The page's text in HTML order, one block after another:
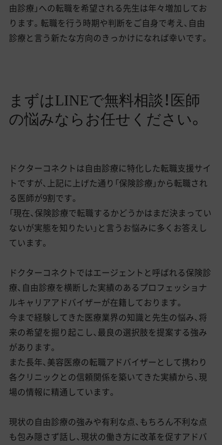
由診療」への転職を希望される先生は年々増加してお
ります。転職を行う時期や判断をご自身で考え、自由
診療と言う新たな方向のきっかけになれば幸いです。
まずはLINEで無料相談！医師
の悩みならお任せください。
ドクターコネクトは自由診療に特化した転職支援サイ
トですが、上記に上げた通り「保険診療」から転職され
る医師が9割です。
「現在、保険診療で転職するかどうかはまだ決まってい
ないが実態を知りたい」と言うお悩みに多くお答えし
ています。
ドクターコネクトではエージェントと呼ばれる保険診
療、自由診療を横断した実績のあるプロフェッショナ
ルキャリアアドバイザーが在籍しております。
今まで経験してきた医療業界の知識と先生の悩み、将
来の希望を掘り起こし、最良の選択肢を提案する強み
があります。
また長年、美容医療の転職アドバイザーとして携わり
各クリニックとの信頼関係を築いてきた実績から、現
場の情報に精通しています。
現状の自由診療の強みや有利な点、もちろん不利な点
も包み隠さず話し、現状の働き方に改革を促すアドバ